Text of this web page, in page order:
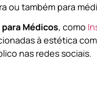
ou também para
Médicos, como
à estética
nas redes sociais.